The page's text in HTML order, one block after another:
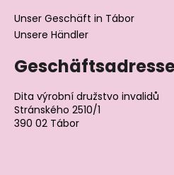
Unser Geschäft in Tábor
Unsere Händler
Dita výrobní družstvo invalidů
Stránského 2510/1
390 02 Tábor